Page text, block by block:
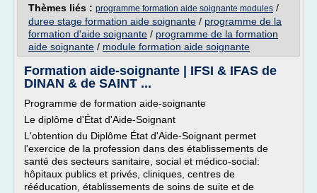
Thèmes liés : programme formation aide soignante modules /
duree stage formation aide soignante / programme de la
formation d'aide soignante / programme de la formation
aide soignante / module formation aide soignante
Formation aide-soignante | IFSI & IFAS de
DINAN & de SAINT ...
Programme de formation aide-soignante
Le diplôme d'État d'Aide-Soignant
L'obtention du Diplôme État d'Aide-Soignant permet
l'exercice de la profession dans des établissements de
santé des secteurs sanitaire, social et médico-social:
hôpitaux publics et privés, cliniques, centres de
rééducation, établissements de soins de suite et de